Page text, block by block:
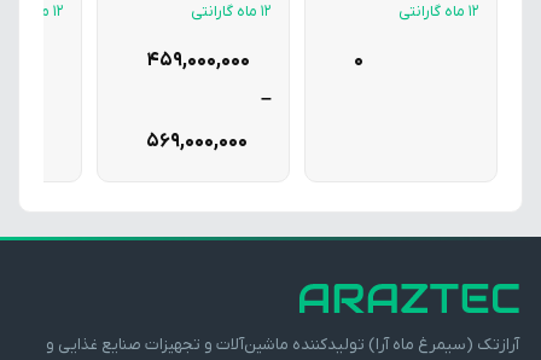
12 ماه گارانتی
0
12 ماه گارانتی
459,000,000
–
569,000,000
12 ماه گارانتی
آرازتک (سیمرغ ماه آرا) تولیدکننده ماشین‌آلات و تجهیزات صنایع غذایی و